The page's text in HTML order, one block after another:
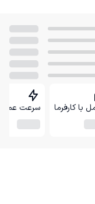
با کارفرما سرعت عمل